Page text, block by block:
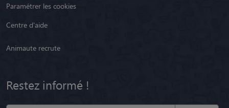
Paramétrer les cookies
Centre d'aide
Animaute recrute
Restez informé !